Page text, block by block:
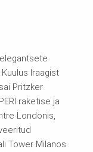
Iraagist
Pritzker
raketise ja
Londonis,
Tower Milanos.